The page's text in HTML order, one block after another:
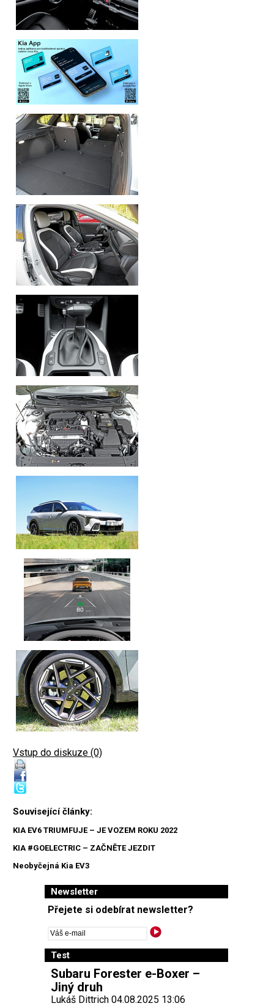
Vstup do diskuze (0)
Související články:
KIA EV6 TRIUMFUJE – JE VOZEM ROKU 2022
KIA #GOELECTRIC – ZAČNĚTE JEZDIT
Neobyčejná Kia EV3
Newsletter
Přejete si odebírat newsletter?
Test
Subaru Forester e-Boxer –
Jiný druh
Lukáš Dittrich 04.08.2025 13:06